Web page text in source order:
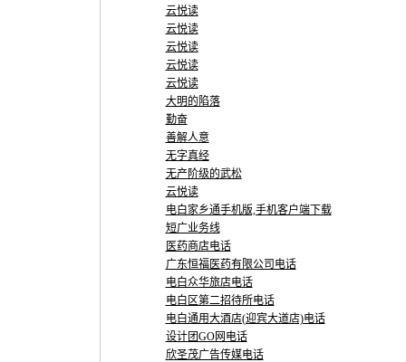
云悦读
云悦读
云悦读
云悦读
云悦读
大明的陷落
勤奋
善解人意
无字真经
无产阶级的武松
云悦读
电白家乡通手机版,手机客户端下载
短广业务线
医药商店电话
广东恒福医药有限公司电话
电白众华旅店电话
电白区第二招待所电话
电白通用大酒店(迎宾大道店)电话
设计团GO网电话
欣圣茂广告传媒电话